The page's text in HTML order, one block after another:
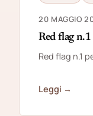
20 MAGGIO
Red flag
Red flag n.1
Leggi →